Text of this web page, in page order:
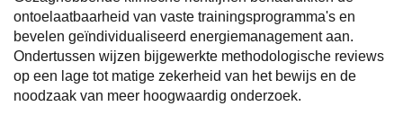
ontoelaatbaarheid van vaste trainingsprogramma's en
bevelen geïndividualiseerd energiemanagement aan.
Ondertussen wijzen bijgewerkte methodologische reviews
op een lage tot matige zekerheid van het bewijs en de
noodzaak van meer hoogwaardig onderzoek.